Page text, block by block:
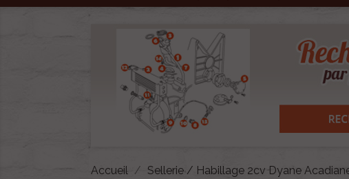
Accueil Sellerie / Habillage 2cv Dyane